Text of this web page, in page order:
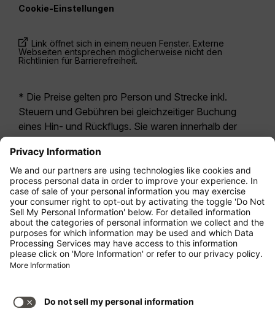
Cookie-Einstellungen
Link öffnet sich in einem neuen Fenster. Externe
Webseiten entsprechen möglicherweise nicht den
Richtlinien für Barrierefreiheit.
* Die Preise gelten pro Person und Strecke inkl.
Steuern und Gebühren bei gleichzeitiger Buchung
eines Hin- und Rückflugs. Sie waren innerhalb der
letzten 24 Stunden verfügbar und sind
möglicherweise nicht mehr aktuell. Bei den für die
Economy Class angegebenen Tarifen handelt es
sich i.d.R. um Economy Zero, unsere restriktivste
Tarifoption. Es können hierfür zusätzliche Gebühren
fürAufgabegepäckoder für andere optionale
Leistungen anfallen. Es gelten dieAllgemeinen
Geschäftsbedingungen .